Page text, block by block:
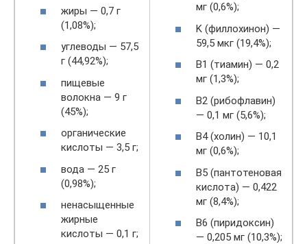
жиры — 0,7 г
(1,08%);
углеводы — 57,5
г (44,92%);
пищевые
волокна — 9 г
(45%);
органические
кислоты — 3,5 г;
вода — 25 г
(0,98%);
ненасыщенные
жирные
кислоты — 0,1 г;
мг (0,6%);
K (филлохинон) —
59,5 мкг (19,4%);
B1 (тиамин) — 0,2
мг (1,3%);
B2 (рибофлавин)
— 0,1 мг (5,6%);
B4 (холин) — 10,1
мг (0,6%);
B5 (пантотеновая
кислота) — 0,422
мг (8,4%);
B6 (пиридоксин)
— 0,205 мг (10,3%);